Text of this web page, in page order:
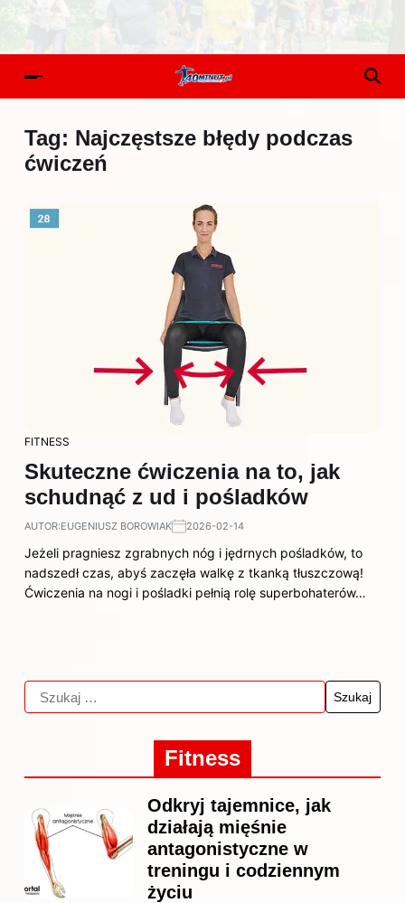
Tag: Najczęstsze błędy podczas
ćwiczeń
FITNESS
Skuteczne ćwiczenia na to, jak
schudnąć z ud i pośladków
AUTOR:EUGENIUSZ BOROWIAK 2026-02-14
Jeżeli pragniesz zgrabnych nóg i jędrnych pośladków, to
nadszedł czas, abyś zaczęła walkę z tkanką tłuszczową!
Ćwiczenia na nogi i pośladki pełnią rolę superbohaterów…
Fitness
Odkryj tajemnice, jak
działają mięśnie
antagonistyczne w
treningu i codziennym
życiu